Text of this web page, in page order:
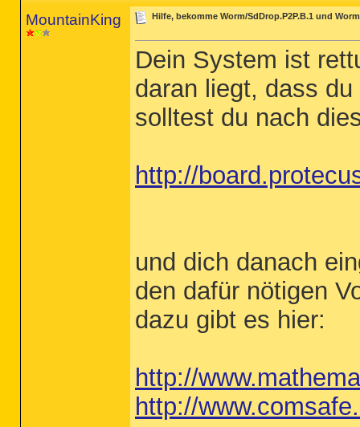
MountainKing Hilfe, bekomme Worm/SdDrop.P2P.B.1 und
Dein System ist
daran liegt, dass
solltest du nach
http://
und dich danach
den dafür nötigen
dazu gibt es hier:
http://
http://